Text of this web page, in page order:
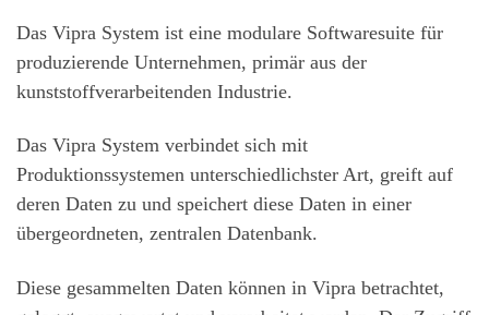
Das Vipra System ist eine modulare Softwaresuite für
produzierende Unternehmen, primär aus der
kunststoffverarbeitenden Industrie.
Das Vipra System verbindet sich mit
Produktionssystemen unterschiedlichster Art, greift auf
deren Daten zu und speichert diese Daten in einer
übergeordneten, zentralen Datenbank.
Diese gesammelten Daten können in Vipra betrachtet,